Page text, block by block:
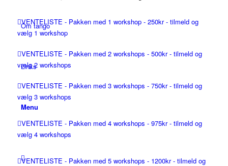
Om tango
Links
Menu
VENTELISTE - Pakken med 1 workshop - 250kr - tilmeld og
vælg 1 workshop
VENTELISTE - Pakken med 2 workshops - 500kr - tilmeld og
vælg 2 workshops
VENTELISTE - Pakken med 3 workshops - 750kr - tilmeld og
vælg 3 workshops
VENTELISTE - Pakken med 4 workshops - 975kr - tilmeld og
vælg 4 workshops
VENTELISTE - Pakken med 5 workshops - 1200kr - tilmeld og